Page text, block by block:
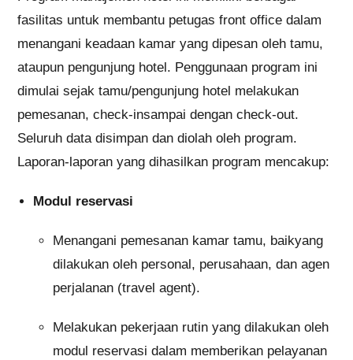
fasilitas untuk membantu petugas front office dalam
menangani keadaan kamar yang dipesan oleh tamu,
ataupun pengunjung hotel. Penggunaan program ini
dimulai sejak tamu/pengunjung hotel melakukan
pemesanan, check-insampai dengan check-out.
Seluruh data disimpan dan diolah oleh program.
Laporan-laporan yang dihasilkan program mencakup:
Modul reservasi
Menangani pemesanan kamar tamu, baikyang
dilakukan oleh personal, perusahaan, dan agen
perjalanan (travel agent).
Melakukan pekerjaan rutin yang dilakukan oleh
modul reservasi dalam memberikan pelayanan